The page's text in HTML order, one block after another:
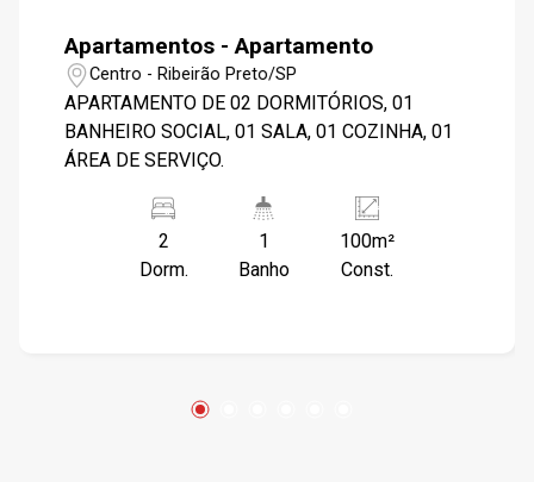
Apartamentos - Apartamento
Centro - Ribeirão Preto/SP
APARTAMENTO DE 02 DORMITÓRIOS, 01
BANHEIRO SOCIAL, 01 SALA, 01 COZINHA, 01
ÁREA DE SERVIÇO.
2
Dorm.
1
Banho
100m²
Const.